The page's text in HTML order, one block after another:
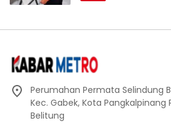
Perumahan Permata Selindung
Kec. Gabek, Kota Pangkalpinang
Belitung